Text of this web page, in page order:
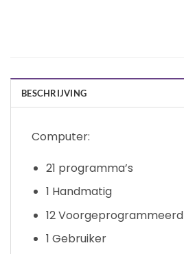
BESCHRIJVING
Computer:
21 programma’s
1 Handmatig
12 Voorgeprogrammeerd
1 Gebruiker